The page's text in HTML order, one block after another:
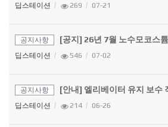
딥스테이션 269 07-21
공지사항 [공지] 26년 7월 노수모코스
딥스테이션 546 07-02
공지사항 [안내] 엘리베이터 유지 보수
딥스테이션 214 06-26